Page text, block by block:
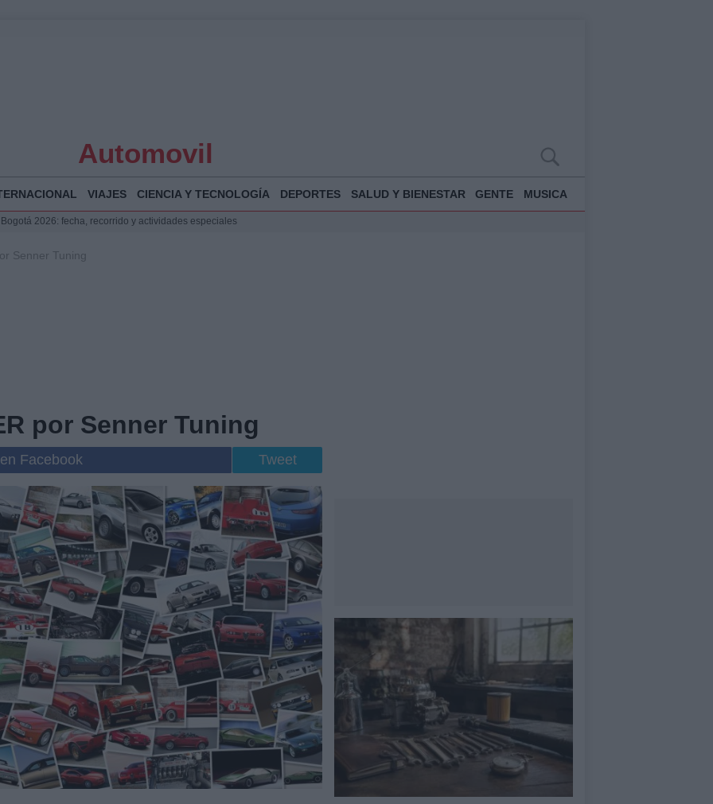
Automovil
VIAJES CIENCIA Y TECNOLOGÍA DEPORTES SALUD Y BIENESTAR GENTE MUSICA
2026: fecha, recorrido y actividades especiales
Illa Plana: Menorca apuesta por el deporte náutico sostenible
Senner Tuning
por Senner Tuning
Facebook Tweet